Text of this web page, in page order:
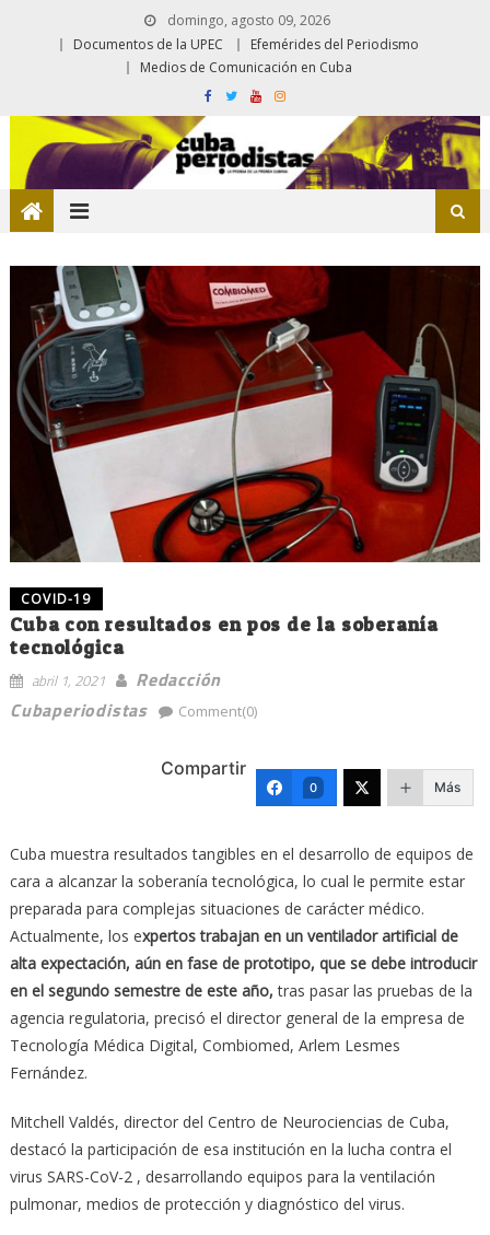
domingo, agosto 09, 2026
Documentos de la UPEC
Efemérides del Periodismo
Medios de Comunicación en Cuba
COVID-19
Cuba con resultados en pos de la soberanía
tecnológica
abril 1, 2021
Redacción
Cubaperiodistas
Comment(0)
Compartir
0 Más
Cuba muestra resultados tangibles en el desarrollo de equipos de
cara a alcanzar la soberanía tecnológica, lo cual le permite estar
preparada para complejas situaciones de carácter médico.
Actualmente, los expertos trabajan en un ventilador artificial de
alta expectación, aún en fase de prototipo, que se debe introducir
en el segundo semestre de este año, tras pasar las pruebas de la
agencia regulatoria, precisó el director general de la empresa de
Tecnología Médica Digital, Combiomed, Arlem Lesmes
Fernández.
Mitchell Valdés, director del Centro de Neurociencias de Cuba,
destacó la participación de esa institución en la lucha contra el
virus SARS-CoV-2 , desarrollando equipos para la ventilación
pulmonar, medios de protección y diagnóstico del virus.